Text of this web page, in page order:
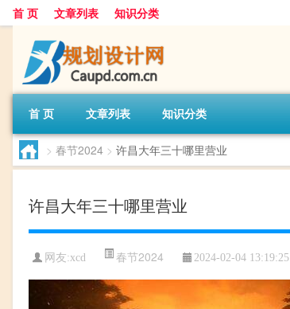
首 页 文章列表 知识分类
首 页 文章列表 知识分类
> 春节2024 > 许昌大年三十哪里营业
许昌大年三十哪里营业
网友:xcd 春节2024 2024-02-04 13:19:25